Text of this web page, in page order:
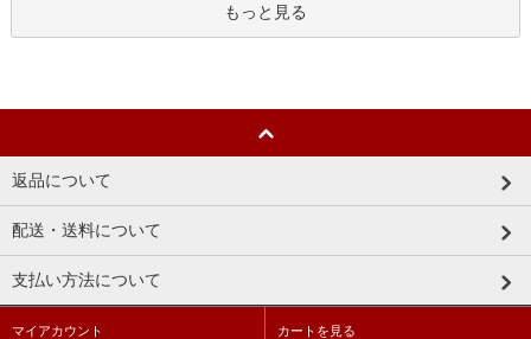
もっと見る
返品について
配送・送料について
支払い方法について
マイアカウント カートを見る